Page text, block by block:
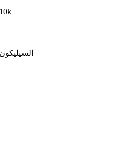
EPDM / NBR / VITON / السيليكون